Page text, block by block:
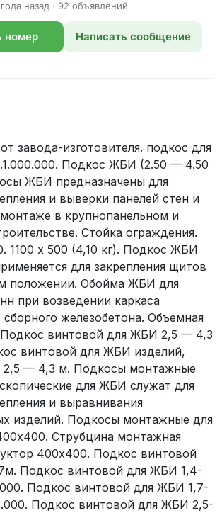
назад · 92 объявлений
номер Написать сообщение
завода-изготовителя. подкос для
Подкос ЖБИ (2.50 — 4.50
ЖБИ предназначены для
и выверки панелей стен и
в крупнопанельном и
Стойка ограждения.
1100 х 500 (4,10 кг). Подкос ЖБИ
для закрепления щитов
положении. Обойма ЖБИ для
при возведении каркаса
железобетона. Объемная
винтовой для ЖБИ 2,5 — 4,3
винтовой для ЖБИ изделий,
2,5 — 4,3 м. Подкосы монтажные
для ЖБИ служат для
и выравнивания
изделий. Подкосы монтажные для
Струбцина монтажная
400х400. Подкос винтовой
Подкос винтовой для ЖБИ 1,4-
Подкос винтовой для ЖБИ 1,7-
Подкос винтовой для ЖБИ 2,5-